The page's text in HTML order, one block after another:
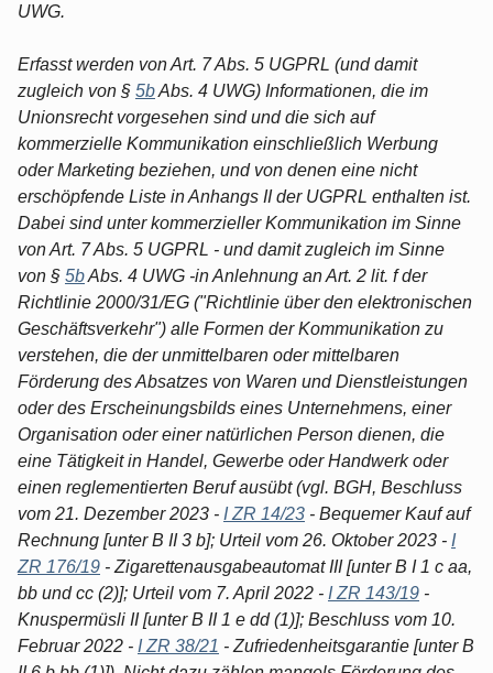
UWG.
Erfasst werden von Art. 7 Abs. 5 UGPRL (und damit
zugleich von § 5bAbs. 4 UWG) Informationen, die im
Unionsrecht vorgesehen sind und die sich auf
kommerzielle Kommunikation einschließlich Werbung
oder Marketing beziehen, und von denen eine nicht
erschöpfende Liste in Anhangs II der UGPRL enthalten ist.
Dabei sind unter kommerzieller Kommunikation im Sinne
von Art. 7 Abs. 5 UGPRL - und damit zugleich im Sinne
von § 5bAbs. 4 UWG -in Anlehnung an Art. 2 lit. f der
Richtlinie 2000/31/EG ("Richtlinie über den elektronischen
Geschäftsverkehr") alle Formen der Kommunikation zu
verstehen, die der unmittelbaren oder mittelbaren
Förderung des Absatzes von Waren und Dienstleistungen
oder des Erscheinungsbilds eines Unternehmens, einer
Organisation oder einer natürlichen Person dienen, die
eine Tätigkeit in Handel, Gewerbe oder Handwerk oder
einen reglementierten Beruf ausübt (vgl. BGH, Beschluss
vom 21. Dezember 2023 - I ZR 14/23 - Bequemer Kauf auf
Rechnung [unter B II 3 b]; Urteil vom 26. Oktober 2023 - I
ZR 176/19 - Zigarettenausgabeautomat III [unter B I 1 c aa,
bb und cc (2)]; Urteil vom 7. April 2022 - I ZR 143/19 -
Knuspermüsli II [unter B II 1 e dd (1)]; Beschluss vom 10.
Februar 2022 - I ZR 38/21 - Zufriedenheitsgarantie [unter B